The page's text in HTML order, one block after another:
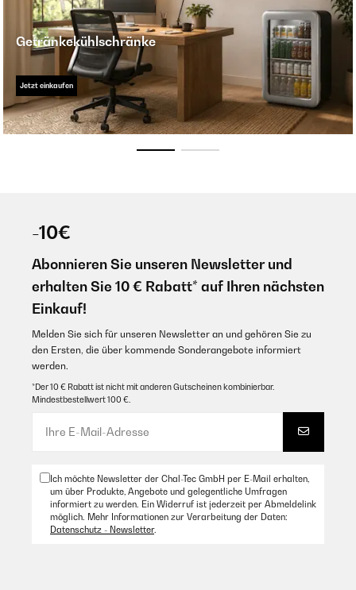
Getränkekühlschränke
Jetzt einkaufen
-10€
Abonnieren Sie unseren Newsletter und
erhalten Sie 10 € Rabatt* auf Ihren nächsten
Einkauf!
Melden Sie sich für unseren Newsletter an und gehören Sie zu
den Ersten, die über kommende Sonderangebote informiert
werden.
*Der 10 € Rabatt ist nicht mit anderen Gutscheinen kombinierbar.
Mindestbestellwert 100 €.
Ich möchte Newsletter der Chal-Tec GmbH per E-Mail erhalten,
um über Produkte, Angebote und gelegentliche Umfragen
informiert zu werden. Ein Widerruf ist jederzeit per Abmeldelink
möglich. Mehr Informationen zur Verarbeitung der Daten:
Datenschutz - Newsletter.